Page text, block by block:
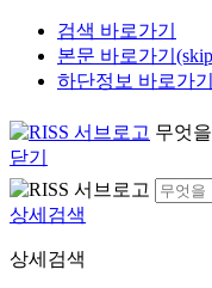
검색 바로가기
본문 바로가기
하단정보 바로가기
무엇
닫기
상세검색
상세검색